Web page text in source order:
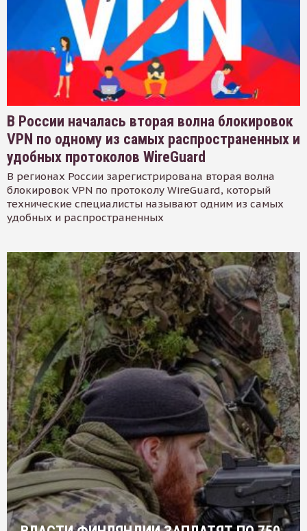
В России началась вторая волна блокировок
VPN по одному из самых распространенных и
удобных протоколов WireGuard
В регионах России зарегистрирована вторая волна
блокировок VPN по протоколу WireGuard, который
технические специалисты называют одним из самых
удобных и распространенных